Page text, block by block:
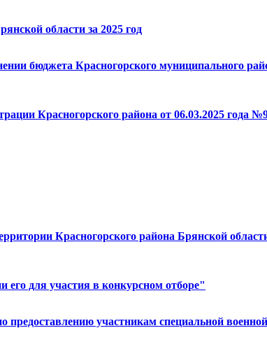
области за 2025 год
бюджета Красногорского муниципального
Красногорского района от 06.03.2025 года
Красногорского района Брянской
для участия в конкурсном отборе"
участникам специальной